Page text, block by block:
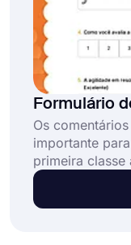
Formulário
Os
importante
primeira
de avaliação
pode coletar